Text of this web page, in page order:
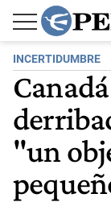
INCERTIDUMBRE
"un